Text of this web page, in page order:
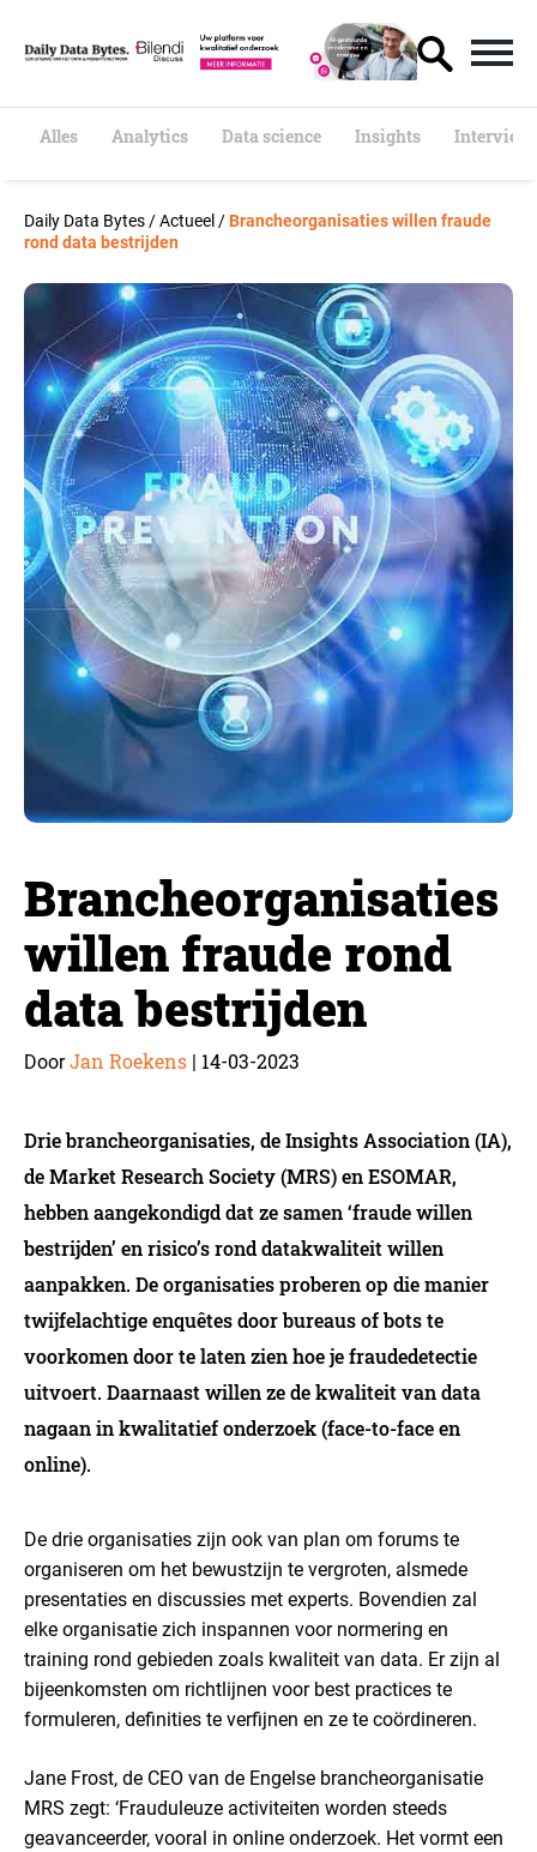
t
Alles Analytics Data science Insights
Daily Data Bytes /Actueel /Brancheorganisaties willen fraude
rond data bestrijden
Brancheorganisaties
willen fraude rond
data bestrijden
DoorJan Roekens | 14-03-2023
Drie brancheorganisaties, de Insights Association (IA),
de Market Research Society (MRS) en ESOMAR,
hebben aangekondigd dat ze samen ‘fraude willen
bestrijden’ en risico’s rond datakwaliteit willen
aanpakken. De organisaties proberen op die manier
twijfelachtige enquêtes door bureaus of bots te
voorkomen door te laten zien hoe je fraudedetectie
uitvoert. Daarnaast willen ze de kwaliteit van data
nagaan in kwalitatief onderzoek (face-to-face en
online).
De drie organisaties zijn ook van plan om forums te
organiseren om het bewustzijn te vergroten, alsmede
presentaties en discussies met experts. Bovendien zal
elke organisatie zich inspannen voor normering en
training rond gebieden zoals kwaliteit van data. Er zijn al
bijeenkomsten om richtlijnen voor best practices te
formuleren, definities te verfijnen en ze te coördineren.
Jane Frost, de CEO van de Engelse brancheorganisatie
MRS zegt: ‘Frauduleuze activiteiten worden steeds
geavanceerder, vooral in online onderzoek. Het vormt een